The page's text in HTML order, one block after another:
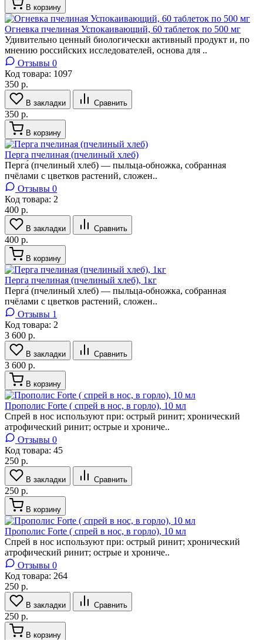
В корзину
Огневка пчелиная Успокаивающий, 60 таблеток по 500 мг
Удивительно ценный биологически активный продукт и, по
мнению российских исследователей, основа для ..
Отзывы 0
Код товара: 1097
350 р.
В закладки Сравнить
350 р.
В корзину
Перга пчелиная (пчелиный хлеб)
Перга́ (пчелиный хлеб) — пыльца-обножка, собранная
пчёлами с цветков растений, сложен..
Отзывы 0
Код товара: 2
400 р.
В закладки Сравнить
400 р.
В корзину
Перга пчелиная (пчелиный хлеб), 1кг
Перга́ (пчелиный хлеб) — пыльца-обножка, собранная
пчёлами с цветков растений, сложен..
Отзывы 1
Код товара: 2
3 600 р.
В закладки Сравнить
3 600 р.
В корзину
Прополис Forte ( спрей в нос, в горло), 10 мл
Спрей в нос используют при: острый ринит; хронический
атрофический ринит; острые и хрониче..
Отзывы 0
Код товара: 45
250 р.
В закладки Сравнить
250 р.
В корзину
Прополис Forte ( спрей в нос, в горло), 10 мл
Спрей в нос используют при: острый ринит; хронический
атрофический ринит; острые и хрониче..
Отзывы 0
Код товара: 264
250 р.
В закладки Сравнить
250 р.
В корзину